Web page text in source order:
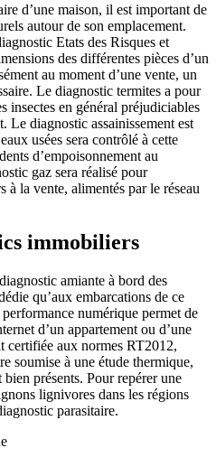
d’une maison, il est important de
autour de son emplacement.
Etats des Risques et
des différentes pièces d’un
au moment d’une vente, un
Le diagnostic termites a pour
insectes en général préjudiciables
Le diagnostic assainissement est
usées sera contrôlé à cette
d’empoisonnement au
gaz sera réalisé pour
à la vente, alimentés par le réseau
immobiliers
amiante à bord des
qu’aux embarcations de ce
numérique permet de
d’un appartement ou d’une
certifiée aux normes RT2012,
soumise à une étude thermique,
présents. Pour repérer une
lignivores dans les régions
parasitaire.